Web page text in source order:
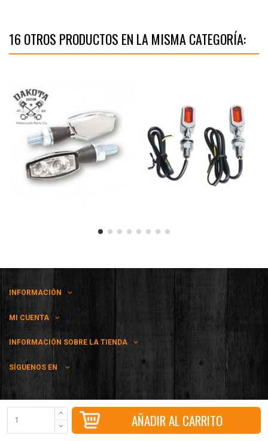
AÑADIR AL CARRITO
16 OTROS PRODUCTOS EN LA MISMA CATEGORÍA:
INFORMACIÓN
MI CUENTA
INFORMACIÓN SOBRE LA TIENDA
SÍGUENOS EN
Dakota Kustom SL - CIF B02523868 - C/ La Roda 32, 02005, Castilla-La
Mancha, Albacete, España - 967 041 475 / 607 755 580 -
info@dakotakustom.com